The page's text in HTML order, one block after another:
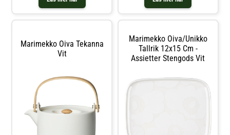
Marimekko Oiva Tekanna
Vit
Marimekko Oiva/unikko
Tallrik 12x15 Cm -
Assietter Stengods Vit